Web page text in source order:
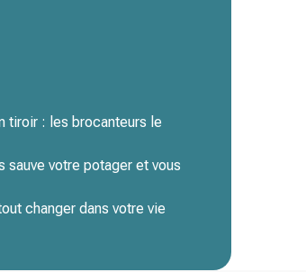
tiroir : les brocanteurs le
sauve votre potager et vous
changer dans votre vie